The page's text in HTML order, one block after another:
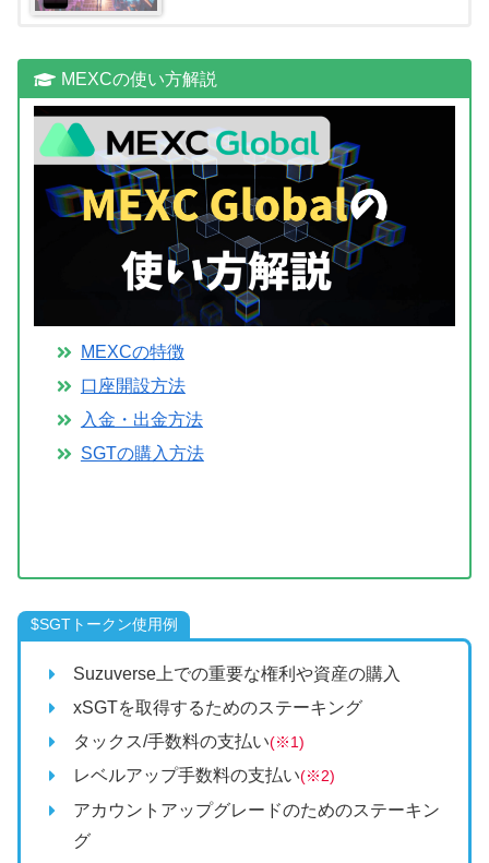
MEXCの使い方解説
MEXCの特徴
口座開設方法
入金・出金方法
SGTの購入方法
$SGTトークン使用例
Suzuverse上での重要な権利や資産の購入
xSGTを取得するためのステーキング
タックス/手数料の支払い(※1)
レベルアップ手数料の支払い(※2)
アカウントアップグレードのためのステーキン
グ